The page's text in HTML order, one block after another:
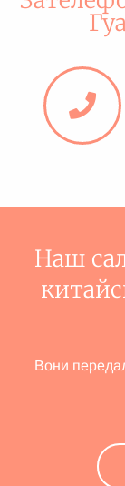
Наш
Вони